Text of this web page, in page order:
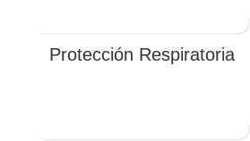
Protección Respiratoria